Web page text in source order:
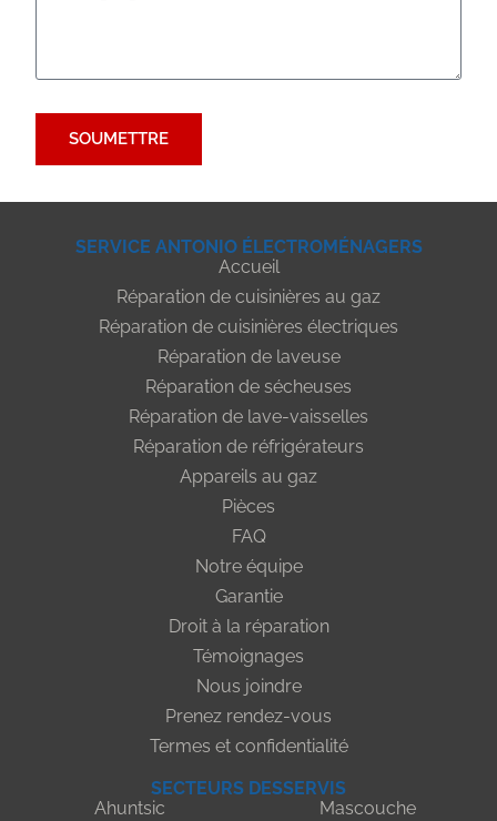
SOUMETTRE
SERVICE ANTONIO ÉLECTROMÉNAGERS
Accueil
Réparation de cuisinières au gaz
Réparation de cuisinières électriques
Réparation de laveuse
Réparation de sécheuses
Réparation de lave-vaisselles
Réparation de réfrigérateurs
Appareils au gaz
Pièces
FAQ
Notre équipe
Garantie
Droit à la réparation
Témoignages
Nous joindre
Prenez rendez-vous
Termes et confidentialité
SECTEURS DESSERVIS
Ahuntsic
Mascouche